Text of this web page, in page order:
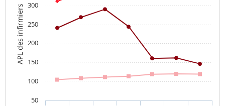
APL des infirmiers
50
100
150
200
250
300